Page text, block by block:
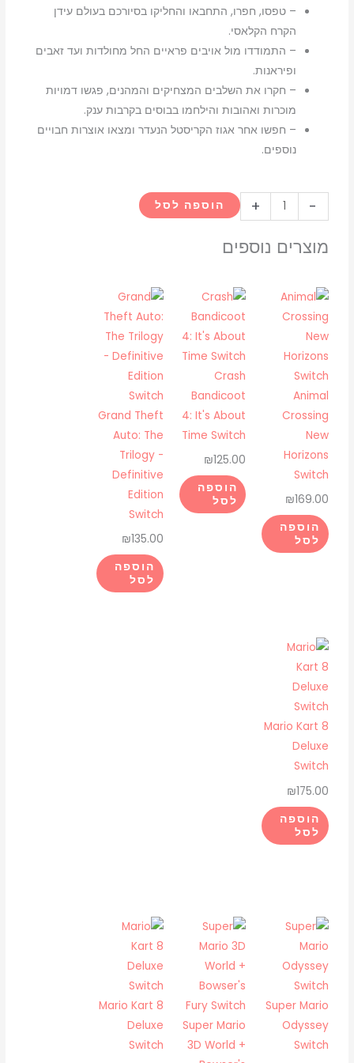
– טפסו, חפרו, התחבאו והחליקו בסיורכם בעולם עידן
הקרח הקלאסי.
– התמודדו מול אויבים פראיים החל מחולדות ועד זאבים
ופיראנות.
– חקרו את השלבים המצחיקים והמהנים, פגשו דמויות
מוכרות ואהובות והילחמו בבוסים בקרבות ענק.
– חפשו אחר אגוז הקריסטל הנעדר ומצאו אוצרות חבויים
נוספים.
-
של
Ice
Nutty
Adventure
Switch
+ הוספה לסל
מוצרים נוספים
Animal
Crossing
New
Horizons
Switch
₪169.00
הוספה
לסל
Crash
Bandicoot
4: It's About
Time Switch
₪125.00
הוספה
לסל
Grand Theft
Auto: The
Trilogy -
Definitive
Edition
Switch
₪135.00
הוספה
לסל
Mario Kart 8
Deluxe
Switch
₪175.00
הוספה
לסל
Super Mario
Odyssey
Switch
Super Mario
3D World +
Mario Kart 8
Deluxe
Switch